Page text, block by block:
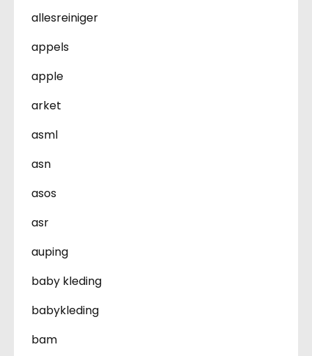
allesreiniger
appels
apple
arket
asml
asn
asos
asr
auping
baby kleding
babykleding
bam